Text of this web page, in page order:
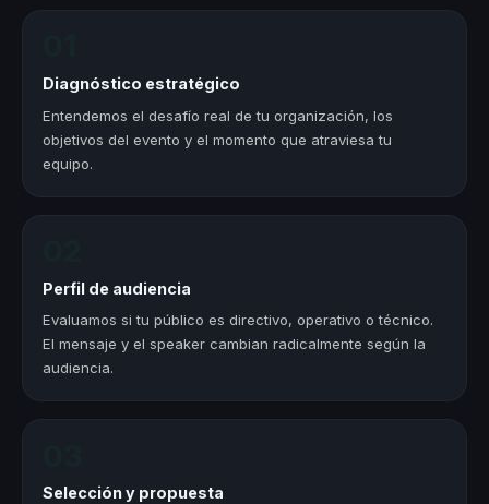
Diagnóstico estratégico
Entendemos el desafío real de tu organización, los
objetivos del evento y el momento que atraviesa tu
equipo.
Perfil de audiencia
Evaluamos si tu público es directivo, operativo o técnico.
El mensaje y el speaker cambian radicalmente según la
audiencia.
Selección y propuesta